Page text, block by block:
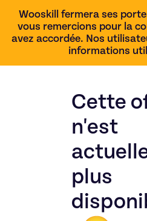
Wooskill fermera ses
vous remercions pour la
avez accordée. Nos
informations
Cette
n'est
plus